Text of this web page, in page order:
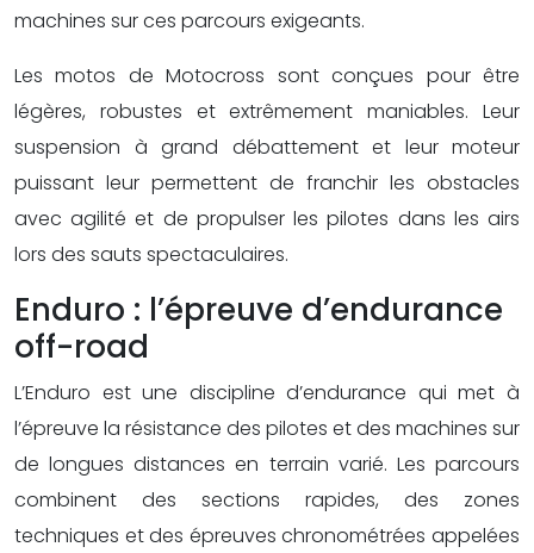
machines sur ces parcours exigeants.
Les motos de Motocross sont conçues pour être
légères, robustes et extrêmement maniables. Leur
suspension à grand débattement et leur moteur
puissant leur permettent de franchir les obstacles
avec agilité et de propulser les pilotes dans les airs
lors des sauts spectaculaires.
Enduro : l’épreuve d’endurance
off-road
L’Enduro est une discipline d’endurance qui met à
l’épreuve la résistance des pilotes et des machines sur
de longues distances en terrain varié. Les parcours
combinent des sections rapides, des zones
techniques et des épreuves chronométrées appelées